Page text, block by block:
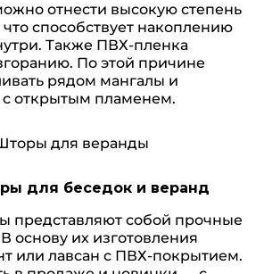
отнести высокую степень
способствует накоплению
Также ПВХ-пленка
По этой причине
рядом мангалы и
с открытым пламенем.
для беседок и веранд
представляют собой прочные
основу их изготовления
или лавсан с ПВХ-покрытием.